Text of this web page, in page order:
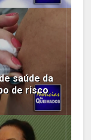
saúde da
de risco